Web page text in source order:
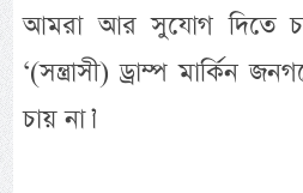
আমরা আর সুযোগ দিতে
‘(সন্ত্রাসী) ড্রাম্প মার্কিন
চায় না।’